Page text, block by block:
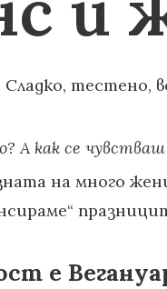
тестено,
А как се
на много
е